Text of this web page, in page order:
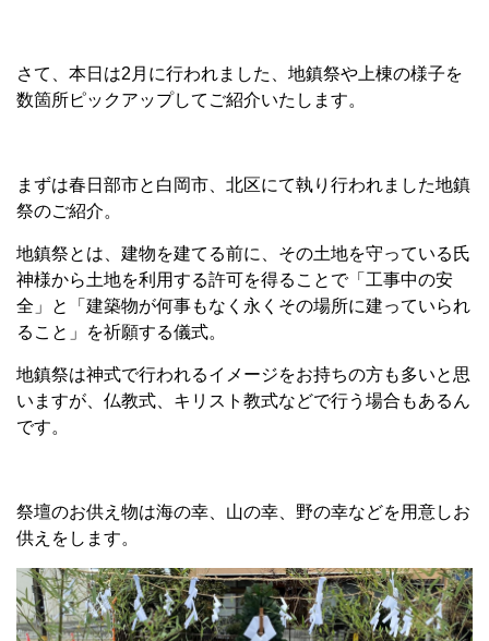
さて、本日は2月に行われました、地鎮祭や上棟の様子を
数箇所ピックアップしてご紹介いたします。
まずは春日部市と白岡市、北区にて執り行われました地鎮
祭のご紹介。
地鎮祭とは、建物を建てる前に、その土地を守っている氏
神様から土地を利用する許可を得ることで「工事中の安
全」と「建築物が何事もなく永くその場所に建っていられ
ること」を祈願する儀式。
地鎮祭は神式で行われるイメージをお持ちの方も多いと思
いますが、仏教式、キリスト教式などで行う場合もあるん
です。
祭壇のお供え物は海の幸、山の幸、野の幸などを用意しお
供えをします。